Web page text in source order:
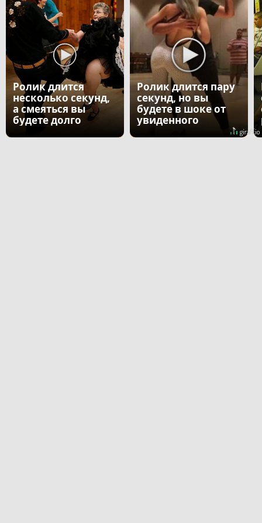
Ролик длится
несколько секунд,
а смеяться вы
будете долго
Ролик длится пару
секунд, но вы
будете в шоке от
увиденного